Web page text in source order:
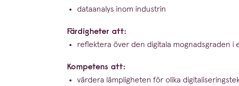
dataanalys inom industrin
Färdigheter att:
reflektera över den digitala mognads­graden i
Kompetens att:
värdera lämplig­heten för olika